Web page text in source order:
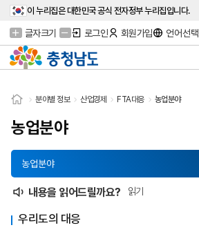
이 누리집은 대한민국 공식 전자정부 누리집입니다.
글자크기 로그인 회원가입 언어선택
분야별 정보 산업경제 FTA대응 농업분야
농업분야
농업분야
내용을 읽어드릴까요? 읽기
우리도의 대응